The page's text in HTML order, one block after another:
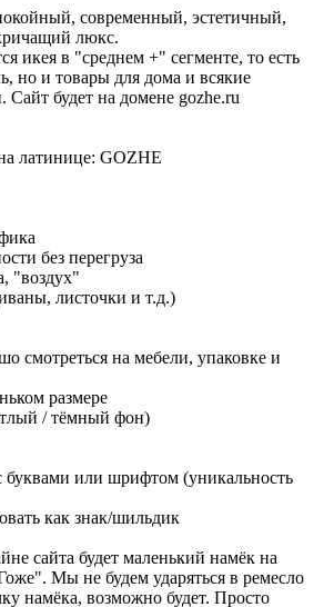
современный, эстетичный,
люкс.
икея в "среднем +" сегменте, то есть
но и товары для дома и всякие
Сайт будет на домене gozhe.ru
латинице: GOZHE
без перегруза
"воздух"
листочки и т.д.)
смотреться на мебели, упаковке и
размере
/ тёмный фон)
буквами или шрифтом (уникальность
как знак/шильдик
сайта будет маленький намёк на
Мы не будем ударяться в ремесло
намёка, возможно будет. Просто